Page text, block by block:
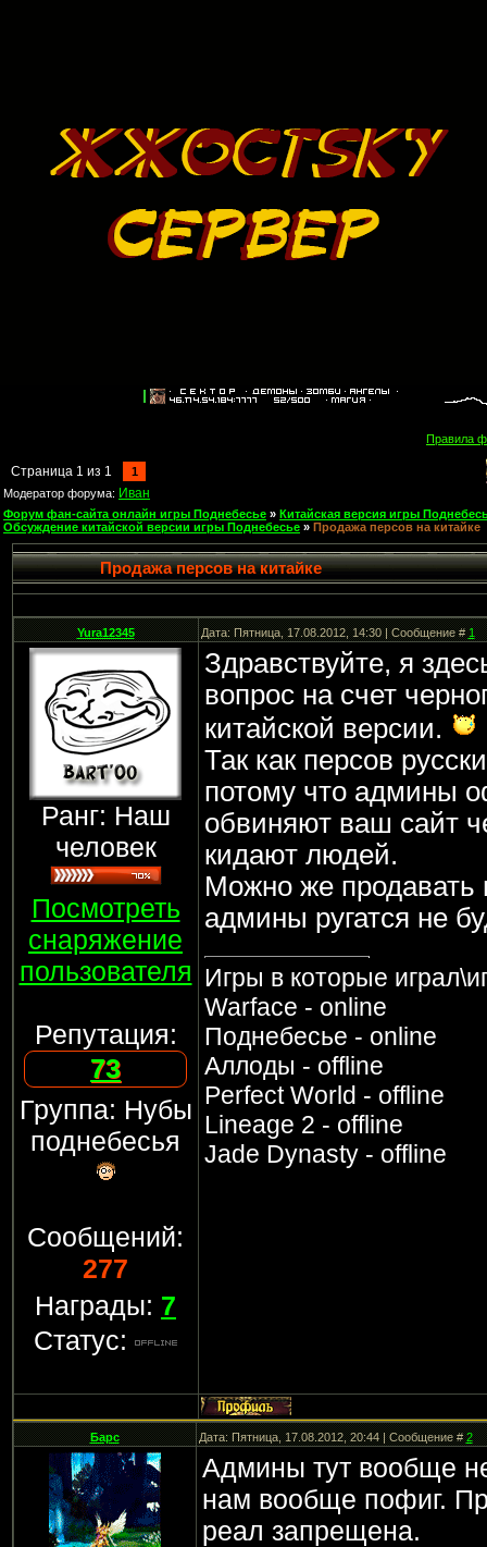
Правила
Страница 1 из 1
1
Модератор форума: Иван
Форум фан-сайта онлайн игры Поднебесье » Китайская версия игры
Обсуждение китайской версии игры Поднебесье » Продажа персов на китайке
Продажа персов на китайке
Yura12345 Дата: Пятница, 17.08.2012, 14:30 | Сообщение #1
Ранг: Наш
человек
Посмотреть
снаряжение
пользователя
Репутация:
73
Группа: Нубы
поднебесья
Сообщений:
277
Награды: 7
Статус:
Здравствуйте, я
вопрос на счет
китайской версии.
Так как персов
потому что админы
обвиняют ваш сайт
кидают людей.
Можно же продавать
админы ругатся не
Игры в которые
Warface - online
Поднебесье - online
Аллоды - offline
Perfect World - offline
Lineage 2 - offline
Jade Dynasty - offline
Барс Дата: Пятница, 17.08.2012, 20:44 | Сообщение #2
Админы тут вообще
нам вообще пофиг.
реал запрещена.